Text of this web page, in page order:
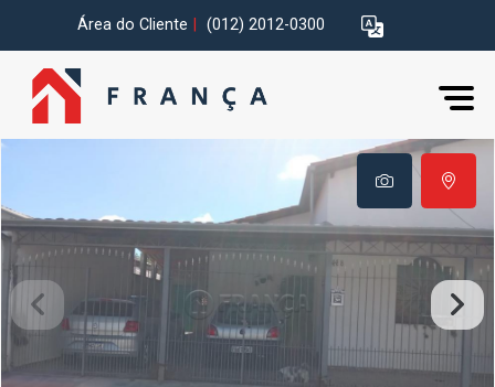
Área do Cliente (012) 2012-0300